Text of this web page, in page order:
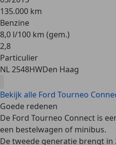
135.000 km
Benzine
8,0 l/100 km (gem.)
2,8
Particulier
NL 2548HWDen Haag
Bekijk alle Ford Tourneo
Goede redenen
De Ford Tourneo Connect is
een bestelwagen of minibus.
De tweede generatie brengt